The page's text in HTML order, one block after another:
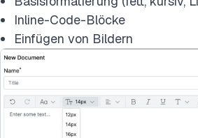
Inline-Code-Blöcke
Einfügen von Bildern